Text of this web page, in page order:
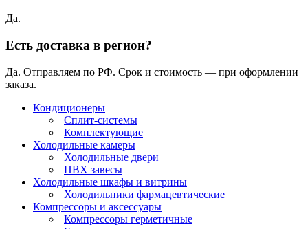
Да.
Есть доставка в регион?
Да. Отправляем по РФ. Срок и стоимость — при оформлении
заказа.
Кондиционеры
Сплит-системы
Комплектующие
Холодильные камеры
Холодильные двери
ПВХ завесы
Холодильные шкафы и витрины
Холодильники фармацевтические
Компрессоры и аксессуары
Компрессоры герметичные